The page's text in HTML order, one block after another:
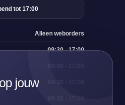
jouw
tot 17:00
Alleen weborders
09:30 - 17:00
09:30 - 17:00